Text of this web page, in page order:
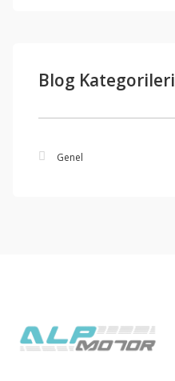
Blog Kategorileri
Genel